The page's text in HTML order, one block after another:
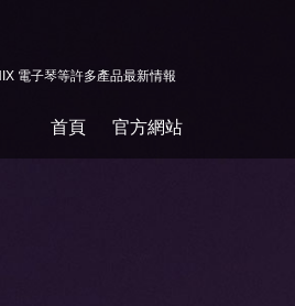
電子琴等許多產品最新情報
首頁 官方網站